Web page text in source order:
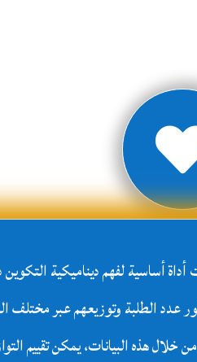
أساسية لفهم ديناميكية
عدد الطلبة وتوزيعهم عبر مختلف
هذه البيانات، يمكن تقييم